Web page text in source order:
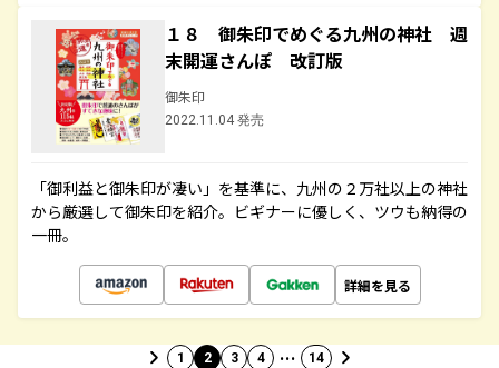
１８ 御朱印でめぐる九州の神社 週
末開運さんぽ 改訂版
御朱印
2022.11.04 発売
「御利益と御朱印が凄い」を基準に、九州の２万社以上の神社
から厳選して御朱印を紹介。ビギナーに優しく、ツウも納得の
一冊。
詳細を見る
1 2 3 4 … 14